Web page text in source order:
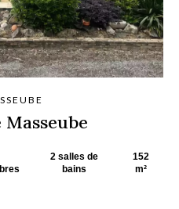
2 salles de
bains
152
m²